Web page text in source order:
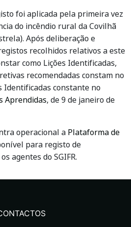
foi aplicada pela primeira vez
do incêndio rural da Covilhã
Após deliberação e
recolhidos relativos a este
como Lições Identificadas,
recomendadas constam no
Identificadas constante no
Aprendidas, de 9 de janeiro de
operacional a Plataforma de
para registo de
agentes do SGIFR.